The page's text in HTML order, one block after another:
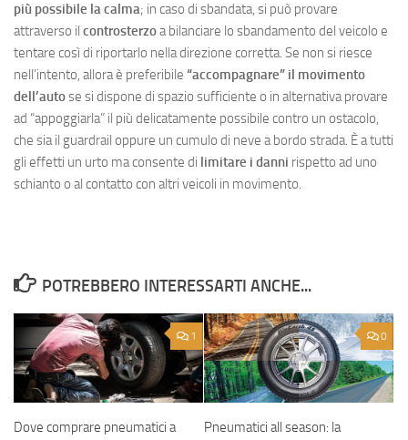
più possibile la calma; in caso di sbandata, si può provare
attraverso il controsterzoa bilanciare lo sbandamento del veicolo e
tentare così di riportarlo nella direzione corretta. Se non si riesce
nell’intento, allora è preferibile “accompagnare” il movimento
dell’autose si dispone di spazio sufficiente o in alternativa provare
ad “appoggiarla” il più delicatamente possibile contro un ostacolo,
che sia il guardrail oppure un cumulo di neve a bordo strada. È a tutti
gli effetti un urto ma consente di limitare i danni rispetto ad uno
schianto o al contatto con altri veicoli in movimento.
POTREBBERO INTERESSARTI ANCHE...
1
Dove comprare pneumatici a
0
Pneumatici all season: la